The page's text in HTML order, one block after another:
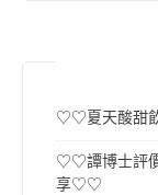
♡♡夏天酸甜
♡♡譚博士評
享♡♡